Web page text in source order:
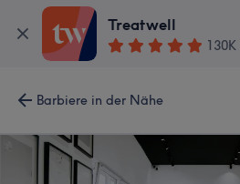
Treatwell
130K
Barbiere in der Nähe